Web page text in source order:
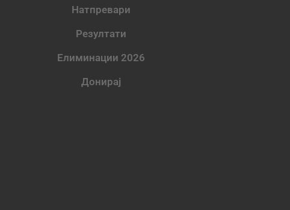
Натпревари
Резултати
Елиминации 2026
Донирај